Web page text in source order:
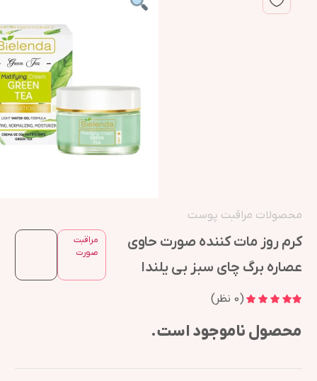
محصولات مراقبت پوست
کرم روز مات کننده صورت حاوی
عصاره برگ چای سبز بی یلندا
مراقبت
صورت
(
0 نظر)
محصول ناموجود است.